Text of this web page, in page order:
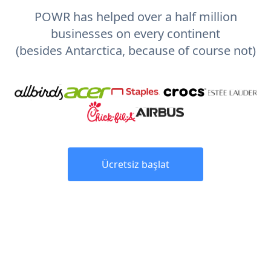
POWR has helped over a half million
businesses on every continent
(besides Antarctica, because of course not)
Ücretsiz başlat